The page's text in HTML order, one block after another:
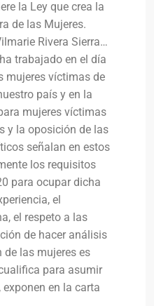
la Ley que crea la
de las Mujeres.
Rivera Sierra…
trabajado en el día
mujeres víctimas de
país y en la
mujeres víctimas
y la oposición de las
señalan en estos
los requisitos
para ocupar dicha
el
el respeto a las
de hacer análisis
las mujeres es
para asumir
exponen en la carta